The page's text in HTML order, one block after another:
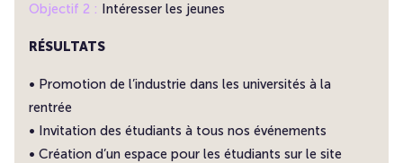
Objectif 2 : Intéresser les jeunes
RÉSULTATS
• Promotion de l’industrie dans les universités à la
rentrée
• Invitation des étudiants à tous nos événements
• Création d’un espace pour les étudiants sur le site